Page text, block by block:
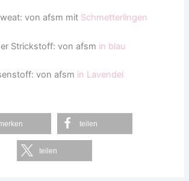
von afsm mit Schmetterlingen
Strickstoff: von afsm in blau
von afsm in Lavendel
teilen
teilen